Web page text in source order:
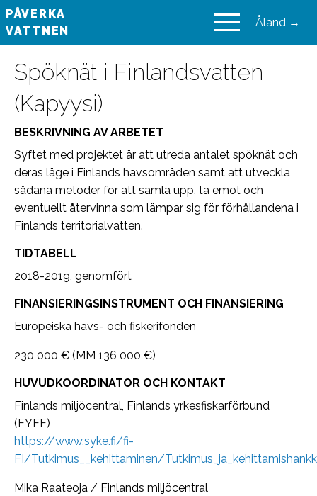
PÅVERKA
VATTNEN
Åland →
Spöknät i Finlandsvatten
(Kapyysi)
BESKRIVNING AV ARBETET
Syftet med projektet är att utreda antalet spöknät och
deras läge i Finlands havsområden samt att utveckla
sådana metoder för att samla upp, ta emot och
eventuellt återvinna som lämpar sig för förhållandena i
Finlands territorialvatten.
TIDTABELL
2018-2019, genomfört
FINANSIERINGSINSTRUMENT OCH FINANSIERING
Europeiska havs- och fiskerifonden
230 000 € (MM 136 000 €)
HUVUDKOORDINATOR OCH KONTAKT
Finlands miljöcentral, Finlands yrkesfiskarförbund
(FYFF)
https://www.syke.fi/fi-
FI/Tutkimus__kehittaminen/
Mika Raateoja / Finlands miljöcentral